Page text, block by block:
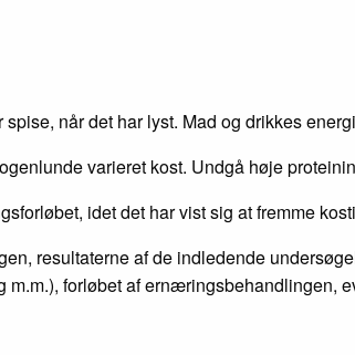
når det har lyst. Mad og drikkes
varieret kost. Undgå høje
idet det har vist sig at fremme
resultaterne af de indledende
forløbet af ernæringsbehandlingen,